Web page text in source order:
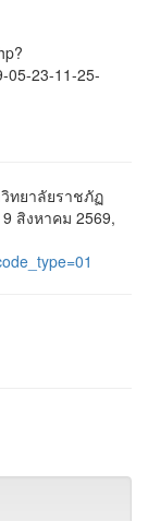
05-23-11-25-
ทยาลัยราชภัฏ
สิงหาคม 2569,